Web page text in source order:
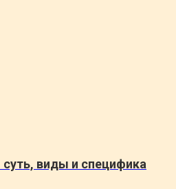
суть, виды и специфика